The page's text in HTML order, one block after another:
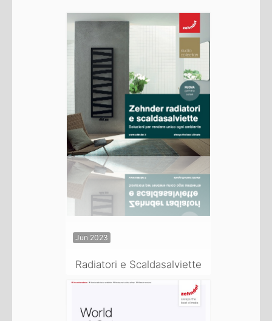
Jun 2023
Radiatori e Scaldasalviette